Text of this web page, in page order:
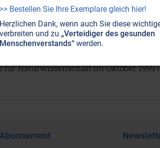
ein Ende bereiten“
Gründer und Präsidenten der
Conservation Society, anläßlich
Naturwissenschaft im Oktober 1999
Abonnement
>> Bestellen Sie Ihre Exemplare gleich hier!
Herzlichen Dank, wenn auch Sie diese
verbreiten und zu „Verteidiger des gesunden
Menschenverstands“werden.